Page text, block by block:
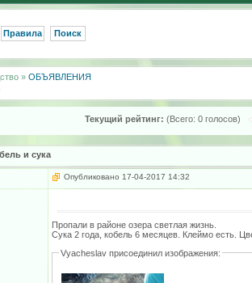
Правила Поиск
» ОБЪЯВЛЕНИЯ
Текущий рейтинг: (Всего: 0 голосов)
и сука
Опубликовано 17-04-2017 14:32
Пропали в районе озера светлая жизнь.
Сука 2 года, кобель 6 месяцев. Клеймо есть.
Vyacheslav присоединил изображения: